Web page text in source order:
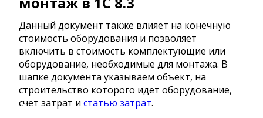
Данный документ также влияет на конечную
стоимость оборудования и позволяет
включить в стоимость комплектующие или
оборудование, необходимые для монтажа. В
шапке документа указываем объект, на
строительство которого идет оборудование,
счет затрат истатью затрат.